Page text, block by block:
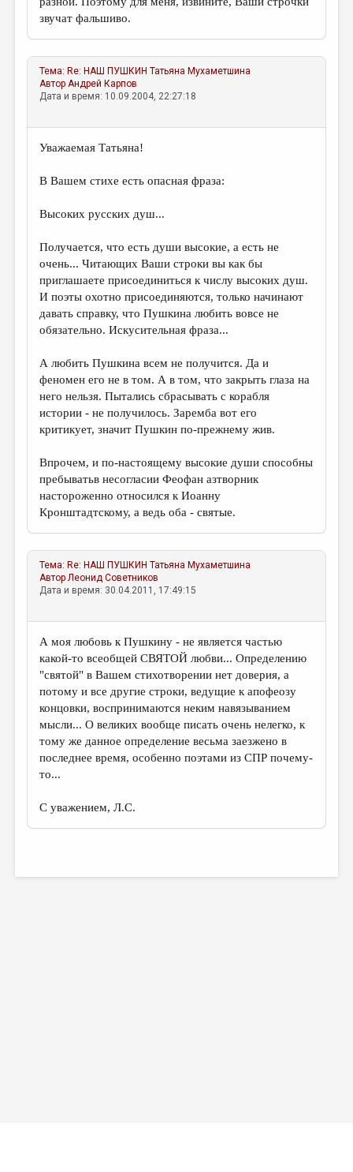
ВКОНТАКТЕ
звучат фальшиво.
Тема: Re: НАШ ПУШКИН Татьяна Мухаметшина
АвторАндрей Карпов
Дата и время: 10.09.2004, 22:27:18
Уважаемая Татьяна!
В Вашем стихе есть опасная фраза:
Высоких русских душ...
Получается, что есть души высокие, а есть не
очень... Читающих Ваши строки вы как бы
приглашаете присоединиться к числу высоких душ.
И поэты охотно присоединяются, только начинают
давать справку, что Пушкина любить вовсе не
обязательно. Искусительная фраза...
А любить Пушкина всем не получится. Да и
феномен его не в том. А в том, что закрыть глаза на
него нельзя. Пытались сбрасывать с корабля
истории - не получилось. Заремба вот его
критикует, значит Пушкин по-прежнему жив.
Впрочем, и по-настоящему высокие души способны
пребыватьв несогласии Феофан азтворник
настороженно относился к Иоанну
Кронштадтскому, а ведь оба - святые.
Тема: Re: НАШ ПУШКИН Татьяна Мухаметшина
АвторЛеонид Советников
Дата и время: 30.04.2011, 17:49:15
А моя любовь к Пушкину - не является частью
какой-то всеобщей СВЯТОЙ любви... Определению
"святой" в Вашем стихотворении нет доверия, а
потому и все другие строки, ведущие к апофеозу
концовки, воспринимаются неким навязыванием
мысли... О великих вообще писать очень нелегко, к
тому же данное определение весьма заезжено в
последнее время, особенно поэтами из СПР почему-
то...
С уважением, Л.С.